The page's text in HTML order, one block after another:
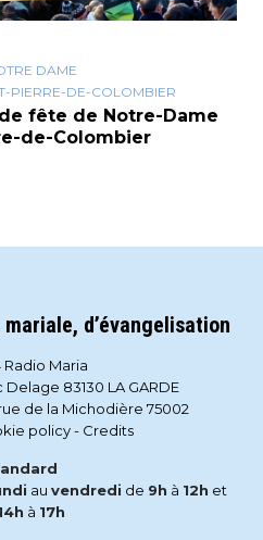
DAME
PIERRE-DE-COLOMBIER
fête de Notre-Dame
de-Colombier
d’évangelisation
Radio Maria
Delage 83130 LA GARDE
de la Michodière 75002
policy- Credits
au vendredi de 9h à 12h et
à 17h